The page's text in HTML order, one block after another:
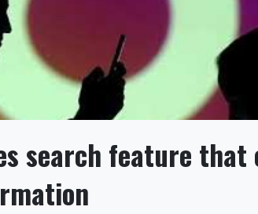
search feature that